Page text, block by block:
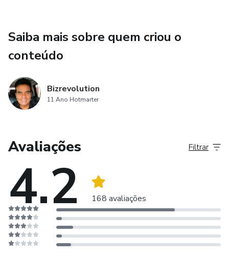
Saiba mais sobre quem criou o
conteúdo
Bizrevolution
11 Ano Hotmarter
Avaliações
4.2 168 avaliações
Filtrar